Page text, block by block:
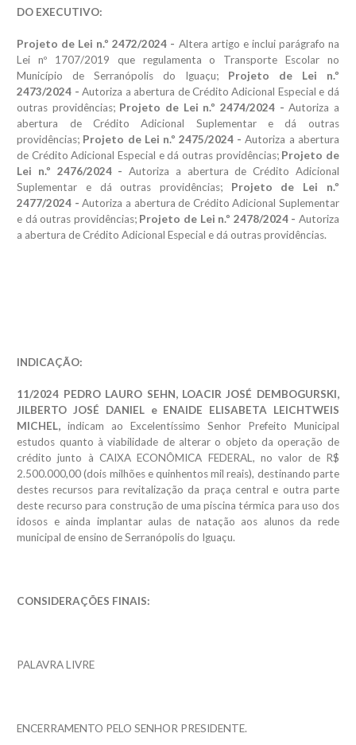
DO EXECUTIVO:
Projeto de Lei n.º 2472/2024 - Altera artigo e inclui parágrafo na
Lei nº 1707/2019 que regulamenta o Transporte Escolar no
Município de Serranópolis do Iguaçu; Projeto de Lei n.º
2473/2024 - Autoriza a abertura de Crédito Adicional Especial e dá
outras providências; Projeto de Lei n.º 2474/2024 - Autoriza a
abertura de Crédito Adicional Suplementar e dá outras
providências; Projeto de Lei n.º 2475/2024 - Autoriza a abertura
de Crédito Adicional Especial e dá outras providências; Projeto de
Lei n.º 2476/2024 - Autoriza a abertura de Crédito Adicional
Suplementar e dá outras providências; Projeto de Lei n.º
2477/2024 - Autoriza a abertura de Crédito Adicional Suplementar
e dá outras providências; Projeto de Lei n.º 2478/2024 - Autoriza
a abertura de Crédito Adicional Especial e dá outras providências.
INDICAÇÃO:
11/2024 PEDRO LAURO SEHN, LOACIR JOSÉ DEMBOGURSKI,
JILBERTO JOSÉ DANIEL e ENAIDE ELISABETA LEICHTWEIS
MICHEL,indicam ao Excelentíssimo Senhor Prefeito Municipal
estudos quanto à viabilidade de alterar o objeto da operação de
crédito junto à CAIXA ECONÔMICA FEDERAL, no valor de R$
2.500.000,00 (dois milhões e quinhentos mil reais), destinando parte
destes recursos para revitalização da praça central e outra parte
deste recurso para construção de uma piscina térmica para uso dos
idosos e ainda implantar aulas de natação aos alunos da rede
municipal de ensino de Serranópolis do Iguaçu.
CONSIDERAÇÕES FINAIS:
PALAVRA LIVRE
ENCERRAMENTO PELO SENHOR PRESIDENTE.